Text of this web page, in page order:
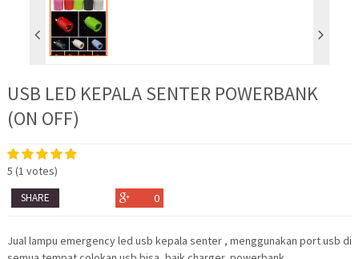
USB LED KEPALA SENTER POWERBANK
(ON OFF)
5 (1 votes)
SHARE 0
Jual lampu emergency led usb kepala senter , menggunakan port usb di